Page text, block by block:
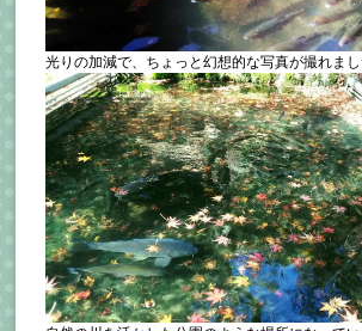
光りの加減で、ちょっと幻想的な写真が撮れまし